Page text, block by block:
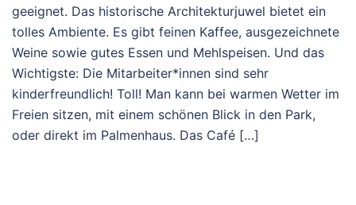
geeignet. Das historische Architekturjuwel bietet ein
tolles Ambiente. Es gibt feinen Kaffee, ausgezeichnete
Weine sowie gutes Essen und Mehlspeisen. Und das
Wichtigste: Die Mitarbeiter*innen sind sehr
kinderfreundlich! Toll! Man kann bei warmen Wetter im
Freien sitzen, mit einem schönen Blick in den Park,
oder direkt im Palmenhaus. Das Café […]